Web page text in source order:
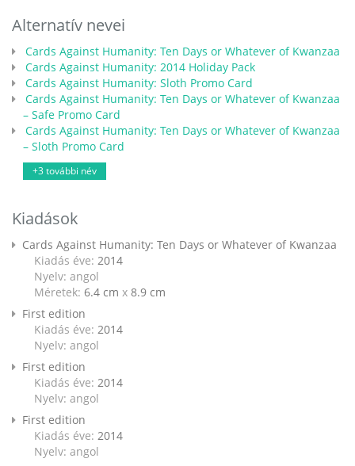
Alternatív nevei
Cards Against Humanity: Ten Days or Whatever of Kwanzaa
Cards Against Humanity: 2014 Holiday Pack
Cards Against Humanity: Sloth Promo Card
Cards Against Humanity: Ten Days or Whatever of Kwanzaa
– Safe Promo Card
Cards Against Humanity: Ten Days or Whatever of Kwanzaa
– Sloth Promo Card
+3 további név
Kiadások
Cards Against Humanity: Ten Days or Whatever of Kwanzaa
Kiadás éve: 2014
Nyelv: angol
Méretek: 6.4 cm x 8.9 cm
First edition
Kiadás éve: 2014
Nyelv: angol
First edition
Kiadás éve: 2014
Nyelv: angol
First edition
Kiadás éve: 2014
Nyelv: angol